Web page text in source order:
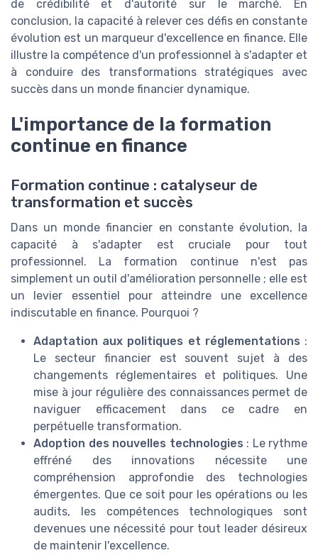
de crédibilité et d'autorité sur le marché. En
conclusion, la capacité à relever ces défis en constante
évolution est un marqueur d'excellence en finance. Elle
illustre la compétence d'un professionnel à s'adapter et
à conduire des transformations stratégiques avec
succès dans un monde financier dynamique.
L'importance de la formation
continue en finance
Formation continue : catalyseur de
transformation et succès
Dans un monde financier en constante évolution, la
capacité à s'adapter est cruciale pour tout
professionnel. La formation continue n'est pas
simplement un outil d'amélioration personnelle ; elle est
un levier essentiel pour atteindre une excellence
indiscutable en finance. Pourquoi ?
Adaptation aux politiques et réglementations :
Le secteur financier est souvent sujet à des
changements réglementaires et politiques. Une
mise à jour régulière des connaissances permet de
naviguer efficacement dans ce cadre en
perpétuelle transformation.
Adoption des nouvelles technologies : Le rythme
effréné des innovations nécessite une
compréhension approfondie des technologies
émergentes. Que ce soit pour les opérations ou les
audits, les compétences technologiques sont
devenues une nécessité pour tout leader désireux
de maintenir l'excellence.